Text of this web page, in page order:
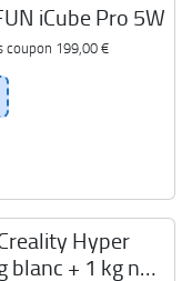
iCube Pro 5W
coupon 199,00 €
Hyper
blanc + 1 kg noir